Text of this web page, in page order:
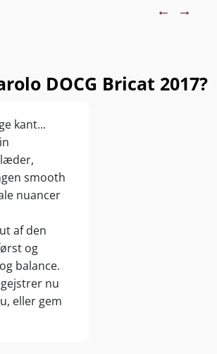
← →
DOCG Bricat 2017?
kant...
smooth
nuancer
af den
og
balance.
nu
eller gem